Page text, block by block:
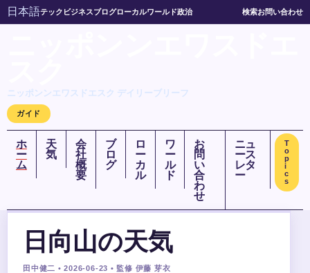
日本語テック ビジネスブログローカルワールド政治 検索お問い合わせ
ニッポンンエワスドエスク デイリーブリーフ
ガイド
ホ
ー
ム
天
気
会
社
概
要
ブ
ロ
グ
ロ
ー
カ
ル
ワ
ー
ル
ド
お
問
い
合
わ
せ
ニュ
ース
レタ
ー
T
o
p
i
c
s
日向山の天気
田中健二 • 2026-06-23 • 監修 伊藤 芽衣